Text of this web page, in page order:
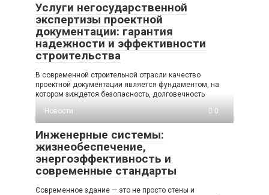
Услуги негосударственной
экспертизы проектной
документации: гарантия
надежности и эффективности
строительства
В современной строительной отрасли качество
проектной документации является фундаментом, на
котором зиждется безопасность, долговечность
Новости
0
Инженерные системы:
жизнеобеспечение,
энергоэффективность и
современные стандарты
Современное здание — это не просто стены и